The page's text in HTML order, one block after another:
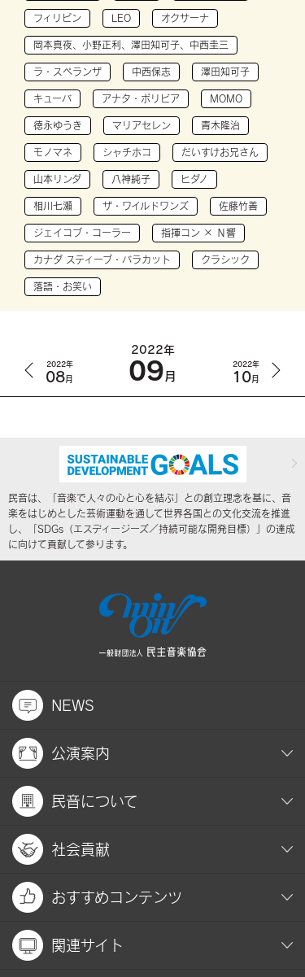
フィリピン LEO オクサーナ
岡本真夜、小野正利、澤田知可子、中西圭三
ラ・スペランザ 中西保志 澤田知可子
キューバ アナタ・ボリビア MOMO
徳永ゆうき マリアセレン 青木隆治
モノマネ シャチホコ だいすけお兄さん
山本リンダ 八神純子 ヒダノ
相川七瀬 ザ・ワイルドワンズ 佐藤竹善
ジェイコブ・コーラー 指揮コン × Ｎ響
カナダ スティーブ・バラカット クラシック
落語・お笑い
2022年
08月
2022年
09月
2022年
10月
民音は、「音楽で人々の心と心を結ぶ」との創立理念を基に、音
楽をはじめとした芸術運動を通して世界各国との文化交流を推進
し、「SDGs（エスディージーズ／持続可能な開発目標）」の達成
に向けて貢献して参ります。
NEWS
公演案内
民音について
社会貢献
おすすめコンテンツ
関連サイト